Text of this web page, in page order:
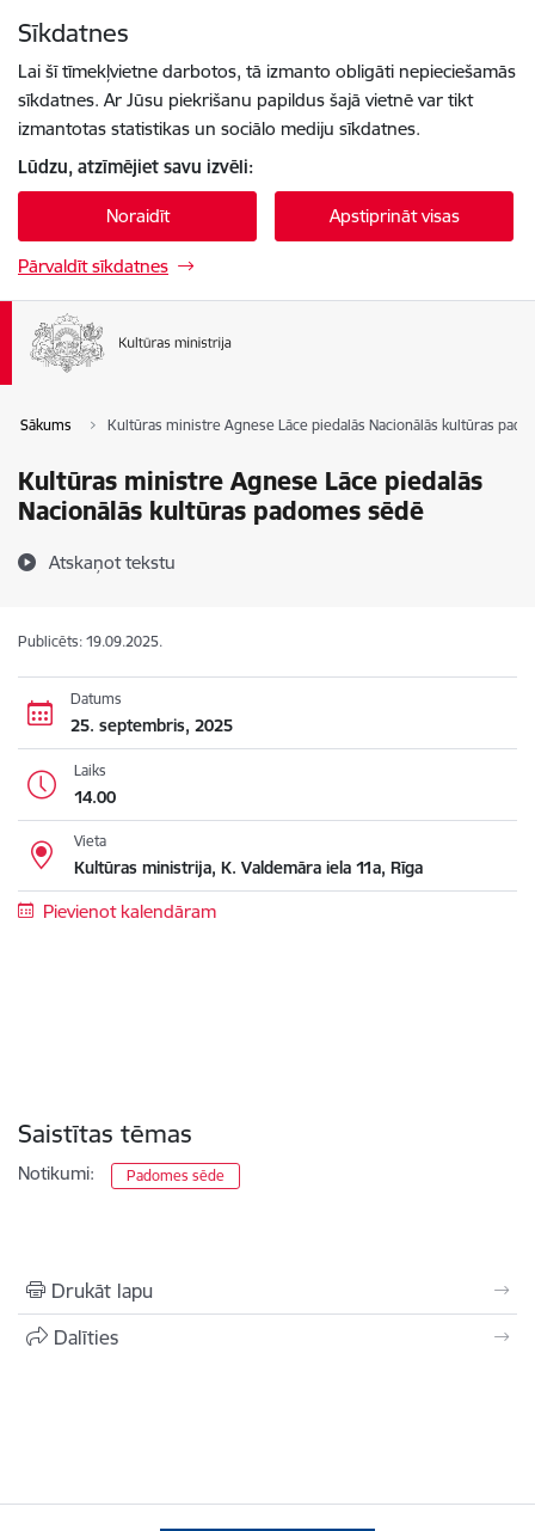
Sīkdatnes
Lai šī tīmekļvietne darbotos, tā izmanto obligāti nepieciešamās
sīkdatnes. Ar Jūsu piekrišanu papildus šajā vietnē var tikt
izmantotas statistikas un sociālo mediju sīkdatnes.
Lūdzu, atzīmējiet savu izvēli:
Noraidīt Apstiprināt visas
Pārvaldīt sīkdatnes
Sākums Kultūras ministre Agnese Lāce piedalās Nacionālās kultūras
Kultūras ministre Agnese Lāce piedalās
Nacionālās kultūras padomes sēdē
Atskaņot tekstu
Publicēts: 19.09.2025.
Datums
25. septembris, 2025
Laiks
14.00
Vieta
Kultūras ministrija, K. Valdemāra iela 11a, Rīga
Pievienot kalendāram
Saistītas tēmas
Notikumi: Padomes sēde
Drukāt lapu
Dalīties